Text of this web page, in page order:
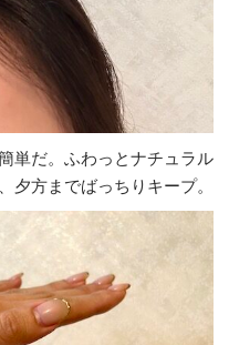
単だ。ふわっとナチュラル
夕方までばっちりキープ。